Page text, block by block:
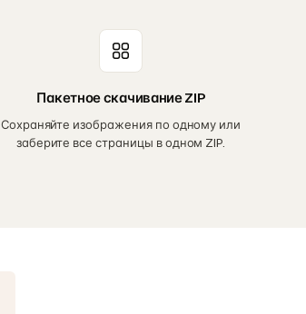
Пакетное скачивание ZIP
Сохраняйте изображения по одному или
заберите все страницы в одном ZIP.